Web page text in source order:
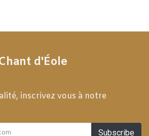
d'Éole
inscrivez vous à notre
Subscribe